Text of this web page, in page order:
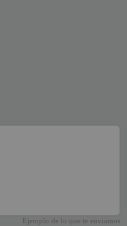
Ejemplo de lo que te enviamos